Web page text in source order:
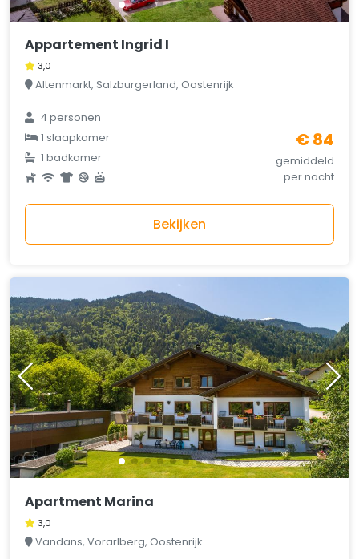
Appartement Ingrid I
3,0
Altenmarkt, Salzburgerland, Oostenrijk
4 personen
1 slaapkamer
1 badkamer
€ 84
gemiddeld
per nacht
Bekijken
Apartment Marina
3,0
Vandans, Vorarlberg, Oostenrijk